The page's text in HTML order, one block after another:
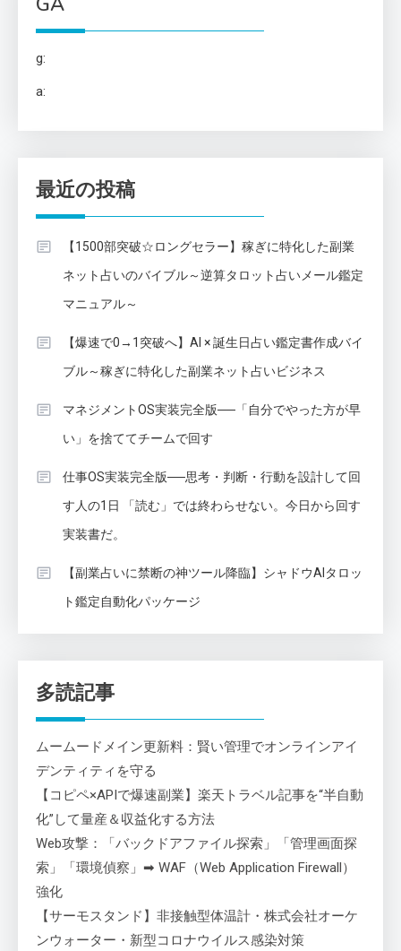
g:
a:
最近の投稿
【1500部突破☆ロングセラー】稼ぎに特化した副業
ネット占いのバイブル～逆算タロット占いメール鑑定
マニュアル～
【爆速で0→1突破へ】AI × 誕生日占い鑑定書作成バイ
ブル～稼ぎに特化した副業ネット占いビジネス
マネジメントOS実装完全版──「自分でやった方が早
い」を捨ててチームで回す
仕事OS実装完全版──思考・判断・行動を設計して回
す人の1日 「読む」では終わらせない。今日から回す
実装書だ。
【副業占いに禁断の神ツール降臨】シャドウAIタロッ
ト鑑定自動化パッケージ
多読記事
ムームードメイン更新料：賢い管理でオンラインアイ
デンティティを守る
【コピペ×APIで爆速副業】楽天トラベル記事を“半自動
化”して量産＆収益化する方法
Web攻撃：「バックドアファイル探索」「管理画面探
索」「環境偵察」➡ WAF（Web Application Firewall）
強化
【サーモスタンド】非接触型体温計・株式会社オーケ
ンウォーター・新型コロナウイルス感染対策